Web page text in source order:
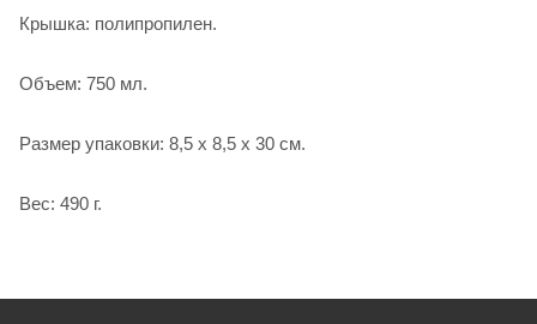
Крышка: полипропилен.
Объем: 750 мл.
Размер упаковки: 8,5 х 8,5 х 30 см.
Вес: 490 г.